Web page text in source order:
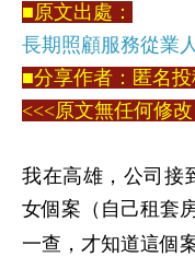
■原文出處：
長期照顧服務從業
■分享作者：匿名
<<<原文無任何修
我在高雄，公司接
女個案（自己租套房
一查，才知道這個